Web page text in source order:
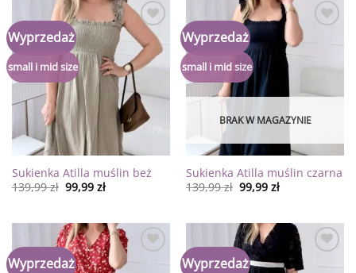
Wyprzedaż
small i mid size
Dodaj
do
listy
życzeń
Sukienka Atilla muślin beż
139,99zł 99,99 zł
Wyprzedaż
small i mid size
życzeń
BRAK W MAGAZYNIE
Sukienka Atilla muślin czarna
139,99zł 99,99 zł
Wyprzedaż Wyprzedaż